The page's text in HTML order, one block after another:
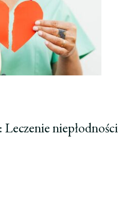
niepłodności